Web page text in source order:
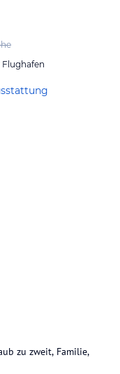
Flughafen
zu zweit, Familie,